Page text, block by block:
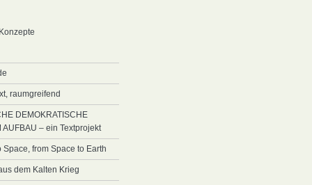
raumgreifend
DEMOKRATISCHE
AUFBAU – ein Textprojekt
Space, from Space to Earth
dem Kalten Krieg